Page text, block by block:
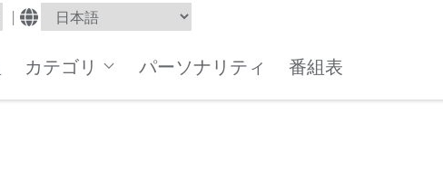
|
カテゴリ パーソナリティ 番組表